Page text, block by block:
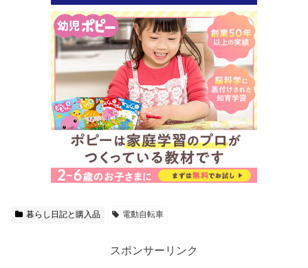
暮らし日記と購入品 電動自転車
スポンサーリンク